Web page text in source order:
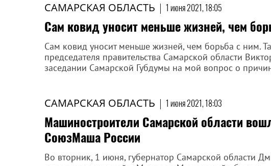
САМАРСКАЯ ОБЛАСТЬ | 1 июня 2021, 18:05
Сам ковид уносит меньше жизней, чем
Сам ковид уносит меньше жизней, чем борьба с ним.
председателя правительства Самарской области
заседании Самарской Губдумы на мой вопрос о
САМАРСКАЯ ОБЛАСТЬ | 1 июня 2021, 18:03
Машиностроители Самарской области
СоюзМаша России
Во вторник, 1 июня, губернатор Самарской области